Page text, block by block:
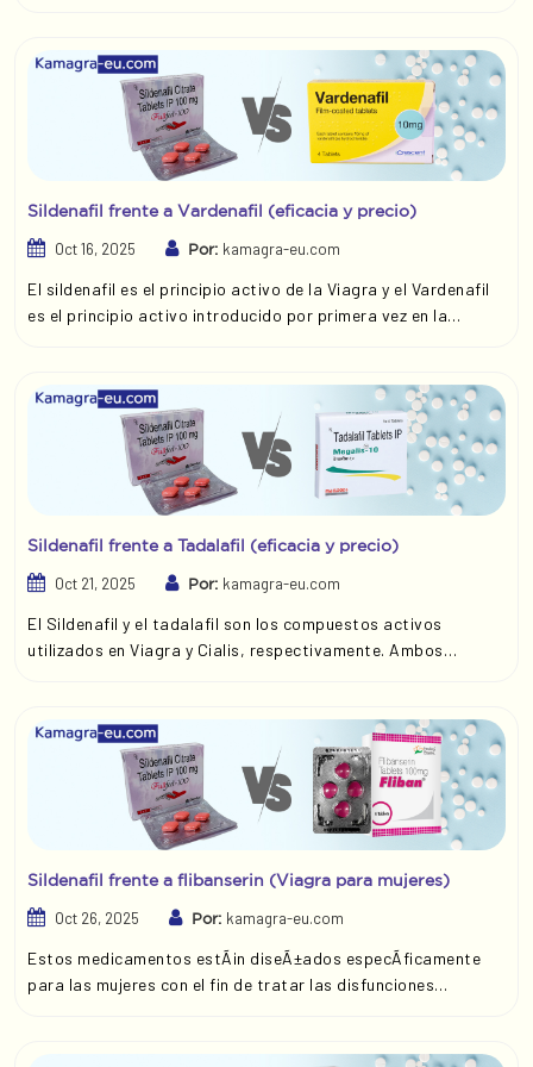
como Apcalis Oral Jelly y Vidalista comprimidos.
Sildenafil frente a Vardenafil (eficacia y precio)
Oct 16, 2025
Por: kamagra-eu.com
El sildenafil es el principio activo de la Viagra y el Vardenafil
es el principio activo introducido por primera vez en la
comerciales que han demostrado su eficacia para tratar la
disfunciÃ³n sexual masculina.
Sildenafil frente a Tadalafil (eficacia y precio)
Oct 21, 2025
Por: kamagra-eu.com
El Sildenafil y el tadalafil son los compuestos activos
utilizados en Viagra y Cialis, respectivamente. Ambos
vasos sanguÃ­neos y favorecen la circulaciÃ³n. A pesar de
ello, tienen algunas diferencias que es importante
comprender antes de tomar una decisiÃ³n sobre cuÃ¡l
funcionarÃ­a mejor en circunstancias individuales.
Sildenafil frente a flibanserin (Viagra para mujeres)
Oct 26, 2025
Por: kamagra-eu.com
Estos medicamentos estÃ¡n diseÃ±ados especÃ­ficamente
para las mujeres con el fin de tratar las disfunciones
femeninos, proporcionando alivio y aumentando la